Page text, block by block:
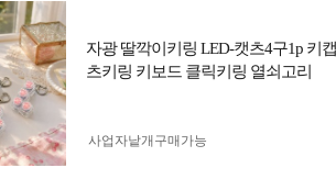
자광 딸깍이키링 LED-캣츠4구1p 키
츠키링 키보드 클릭키링 열쇠고리
사업자 낱개구매가능